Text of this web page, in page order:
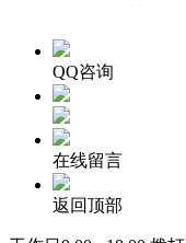
QQ咨询
在线留言
返回顶部